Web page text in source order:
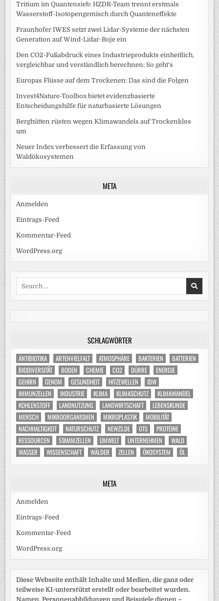
Tritium im Quantensieb: HZDR-Team trennt erstmals
Wasserstoff-Isotopengemisch durch Quanteneffekte
Fraunhofer IWES setzt zwei Lidar-Systeme der nächsten
Generation auf Wind-Lidar-Boje ein
Den CO2-Fußabdruck eines Industrieprodukts einheitlich,
vergleichbar und verständlich berechnen: So geht‘s
Europas Flüsse auf dem Trockenen: Das sind die Folgen
Invest4Nature-Toolbox bietet evidenzbasierte
Entscheidungshilfe für naturbasierte Lösungen
Berghütten rüsten wegen Klimawandels auf Trockenklos
um
Neuer Index verbessert die Erfassung von
Waldökosystemen
META
Anmelden
Eintrags-Feed
Kommentar-Feed
WordPress.org
Search
SCHLAGWÖRTER
ANTIBIOTIKA ARTENVIELFALT ATMOSPHÄRE BAKTERIEN
BATTERIEN
BIODIVERSITÄT
BODEN CHEMIE CO2 DÜRRE
ENERGIE
GEHIRN
GENOM GESUNDHEIT HITZEWELLEN
IDW
IMMUNZELLEN
INDUSTRIE KLIMA KLIMASCHUTZ
KLIMAWANDEL
KOHLENSTOFF
LANDNUTZUNG LANDWIRTSCHAFT
LEBENSKUNDE
MENSCH
MIKROORGANISMEN MIKROPLASTIK
MOBILITÄT
NACHHALTIGKEIT
NATURSCHUTZ NEWZS.DE OTS
PROTEINE
RESSOURCEN
STAMMZELLEN UMWELT UNTERNEHMEN
WALD
WASSER
WISSENSCHAFT WÄLDER ZELLEN ÖKOSYSTEM ÖL
META
Anmelden
Eintrags-Feed
Kommentar-Feed
WordPress.org
Diese Webseite enthält Inhalte und Medien, die ganz oder
teilweise KI-unterstützt erstellt oder bearbeitet wurden.
Namen, Personenabbildungen und Beispiele dienen –